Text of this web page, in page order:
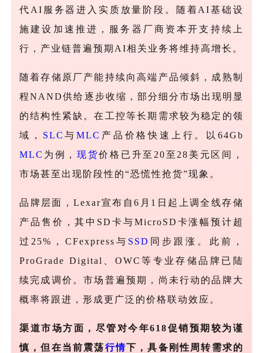
代AI服务器进入实质放量阶段。随着AI基础设
施建设加速推进，服务器厂商资本开支持续上
行，产业链普遍预期AI相关业务将维持高增长。
随着存储原厂产能持续向高端产品倾斜，成熟制
程NAND供给逐步收缩，部分细分市场出现明显
的结构性紧缺。在工控等长期需求较为稳定的领
域， SLC 与MLC 产品价格快速上行。以64Gb
MLC 为例， 现货价格已升至20至28美元区间，
市场甚至出现阶段性的“恐慌性抢货”现象。
品牌层面，Lexar宣布自6月1日起上调全线存储
产品售价，其中SD卡与MicroSD卡涨幅预计超
过25%，CFexpress与 SSD 同步跟涨。此前，
ProGrade Digital、OWC等专业存储品牌已陆
续完成调价。市场普遍预期，尚未行动的品牌大
概率将跟进，形成更广泛的价格联动效应。
渠道市场方面，尽管对今年618促销预期较为谨
慎，但在当前震荡行情下，具备刚性周转需求的